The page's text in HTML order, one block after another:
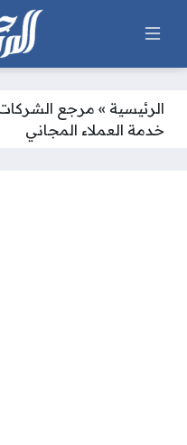
الرئيسية » مرجع
خدمة العملاء المجاني